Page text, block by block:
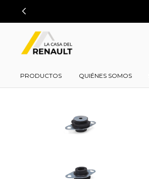
PRODUCTOS QUIÉNES SOMOS